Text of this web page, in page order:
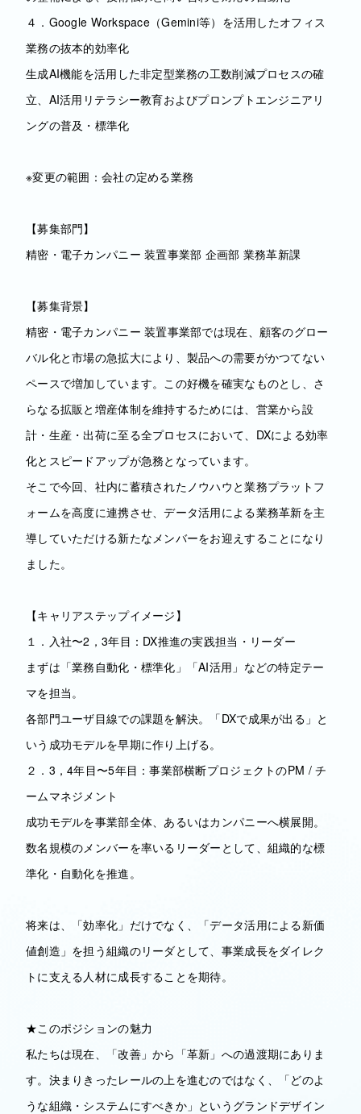
４．Google Workspace（Gemini等）を活用したオフィス
業務の抜本的効率化
生成AI機能を活用した非定型業務の工数削減プロセスの確
立、AI活用リテラシー教育およびプロンプトエンジニアリ
ングの普及・標準化
※変更の範囲：会社の定める業務
【募集部門】
精密・電子カンパニー 装置事業部 企画部 業務革新課
【募集背景】
精密・電子カンパニー 装置事業部では現在、顧客のグロー
バル化と市場の急拡大により、製品への需要がかつてない
ペースで増加しています。この好機を確実なものとし、さ
らなる拡販と増産体制を維持するためには、営業から設
計・生産・出荷に至る全プロセスにおいて、DXによる効率
化とスピードアップが急務となっています。
そこで今回、社内に蓄積されたノウハウと業務プラットフ
ォームを高度に連携させ、データ活用による業務革新を主
導していただける新たなメンバーをお迎えすることになり
ました。
【キャリアステップイメージ】
１．入社〜2，3年目：DX推進の実践担当・リーダー
まずは「業務自動化・標準化」「AI活用」などの特定テー
マを担当。
各部門ユーザ目線での課題を解決。「DXで成果が出る」と
いう成功モデルを早期に作り上げる。
２．3，4年目〜5年目：事業部横断プロジェクトのPM / チ
ームマネジメント
成功モデルを事業部全体、あるいはカンパニーへ横展開。
数名規模のメンバーを率いるリーダーとして、組織的な標
準化・自動化を推進。
将来は、「効率化」だけでなく、「データ活用による新価
値創造」を担う組織のリーダとして、事業成長をダイレク
トに支える人材に成長することを期待。
★このポジションの魅力
私たちは現在、「改善」から「革新」への過渡期にありま
す。決まりきったレールの上を進むのではなく、「どのよ
うな組織・システムにすべきか」というグランドデザイン